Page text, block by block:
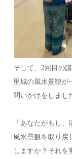
そして、2回目の
里城の風水景観が
問いかけをしまし
「あなたがもし
風水景観を取り戻
しますか？それ